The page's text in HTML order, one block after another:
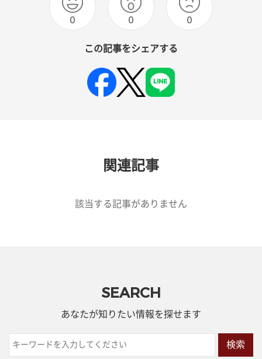
0 0 0
この記事をシェアする
関連記事
該当する記事がありません
SEARCH
あなたが知りたい情報を探せます
検索